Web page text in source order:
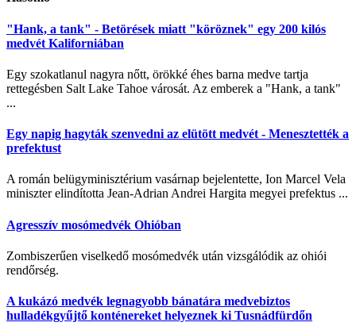
"Hank, a tank" - Betörések miatt "köröznek" egy 200 kilós
medvét Kaliforniában
Egy szokatlanul nagyra nőtt, örökké éhes barna medve tartja
rettegésben Salt Lake Tahoe városát. Az emberek a "Hank, a tank"
...
Egy napig hagyták szenvedni az elütött medvét - Menesztették a
prefektust
A román belügyminisztérium vasárnap bejelentette, Ion Marcel Vela
miniszter elindította Jean-Adrian Andrei Hargita megyei prefektus ...
Agresszív mosómedvék Ohióban
Zombiszerűen viselkedő mosómedvék után vizsgálódik az ohiói
rendőrség.
A kukázó medvék legnagyobb bánatára medvebiztos
hulladékgyűjtő konténereket helyeznek ki Tusnádfürdőn